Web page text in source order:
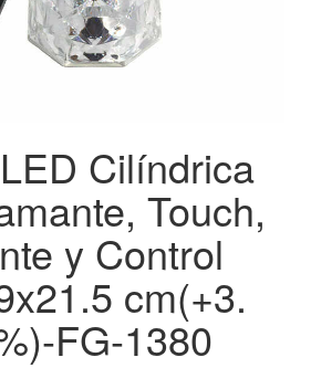
Cilíndrica
Touch,
y Control
cm(+3.
FG-1380